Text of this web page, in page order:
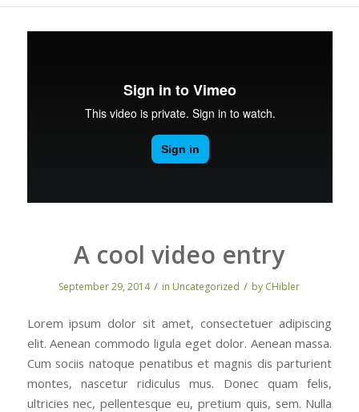
A cool video entry
September 29, 2014 / in Uncategorized / by CHibler
Lorem ipsum dolor sit amet, consectetuer adipiscing
elit. Aenean commodo ligula eget dolor. Aenean massa.
Cum sociis natoque penatibus et magnis dis parturient
montes, nascetur ridiculus mus. Donec quam felis,
ultricies nec, pellentesque eu, pretium quis, sem. Nulla